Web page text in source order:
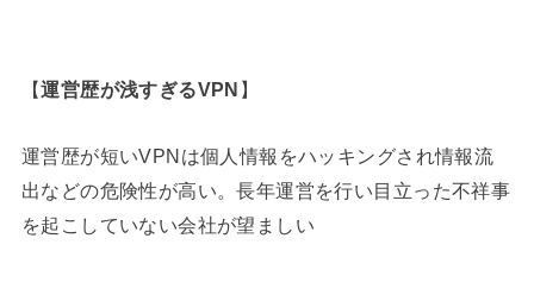
【運営歴が浅すぎるVPN 】
運営歴が短いVPNは個人情報をハッキングされ情報流
出などの危険性が高い。長年運営を行い目立った不祥事
を起こしていない会社が望ましい